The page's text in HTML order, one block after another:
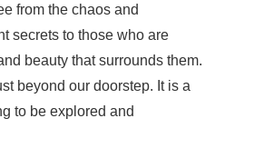
from the chaos and
secrets to those who are
beauty that surrounds them.
beyond our doorstep. It is a
to be explored and